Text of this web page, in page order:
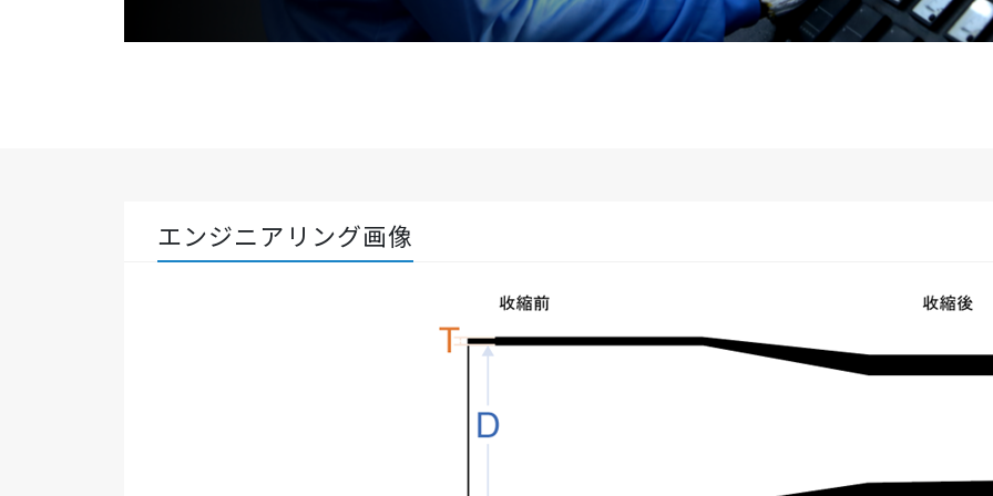
エンジニアリング画像